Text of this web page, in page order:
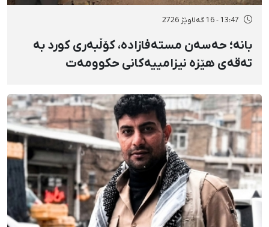
13:47 - 16 گەلاوێژ 2726
بانه؛ حەسەن مستەفازادە، کۆڵبەری کورد بە
تەقەی هێزە نیزامییەکانی حکوومەت